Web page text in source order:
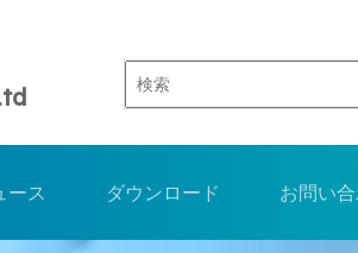
ース ダウンロード お問い